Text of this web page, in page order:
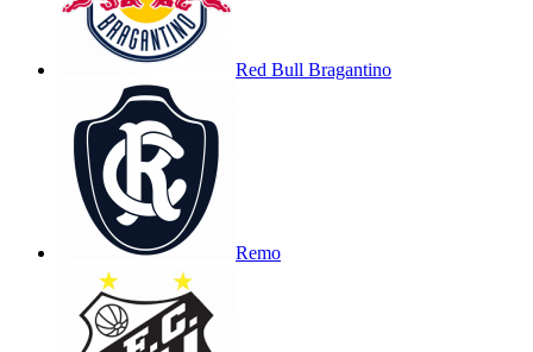
Red Bull Bragantino
Remo